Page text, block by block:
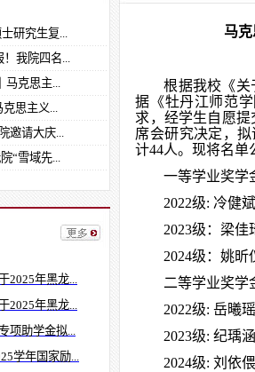
研究生复...
！我院四名...
马克思主...
思主义...
邀请大庆...
“雪域先...
题反映方式
年度本科生 ...
学年本科生...
年度研究...
度研究生三...
科生筑梦奖...
2025年黑龙...
2025年黑龙...
项助学金拟...
学年国家励...
马
根据我校《关
据《牡丹江师范
求，经学生自愿
席会研究决定，
计44人。现将名单
一等学业奖学
2022级: 冷健
2023级：梁佳
2024级：姚昕
二等学业奖学
2022级: 岳曦
2023级: 纪瑀
2024级: 刘依